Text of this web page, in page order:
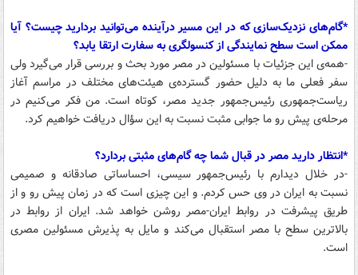
*گام‌های نزدیک‌سازی که در این مسیر درآینده می‌توانید بردارید چیست؟ آیا
ممکن است سطح نمایندگی از کنسولگری به سفارت ارتقا یابد؟
-همه‌ی این جزئیات با مسئولین در مصر مورد بحث و بررسی قرار می‌گیرد ولی
سفر فعلی ما به دلیل حضور گسترده‌ی هیئت‌های مختلف در مراسم آغاز
ریاست‌جمهوری رئیس‌جمهور جدید مصر، کوتاه است. من فکر می‌کنیم در
مرحله‌ی پیش رو ما جوابی مثبت نسبت به این سؤال دریافت خواهیم کرد.
*انتظار دارید مصر در قبال شما چه گام‌های مثبتی بردارد؟
-در خلال دیدارم با رئیس‌جمهور سیسی، احساساتی صادقانه و صمیمی
نسبت به ایران در وی حس کردم. و این چیزی است که در زمان پیش رو و از
طریق پیشرفت در روابط ایران-مصر روشن خواهد شد. ایران از روابط در
بالاترین سطح با مصر استقبال می‌کند و مایل به پذیرش مسئولین مصری
است.